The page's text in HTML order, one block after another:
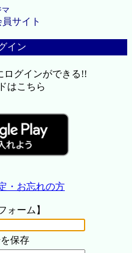
マ
サイト
イン
ログインができる!!
はこちら
・お忘れの方
ォーム】
保存